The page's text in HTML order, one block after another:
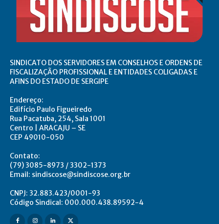
SINDICATO DOS SERVIDORES EM CONSELHOS E ORDENS DE
FISCALIZAÇÃO PROFISSIONAL E ENTIDADES COLIGADAS E
AFINS DO ESTADO DE SERGIPE
Endereço:
Edifício Paulo Figueiredo
Rua Pacatuba, 254, Sala 1001
Centro | ARACAJU – SE
CEP 49010-050
Contato:
(79) 3085-8973 / 3302-1373
Email: sindiscose@sindiscose.org.br
CNPJ: 32.883.423/0001-93
Código Sindical: 000.000.438.89592-4